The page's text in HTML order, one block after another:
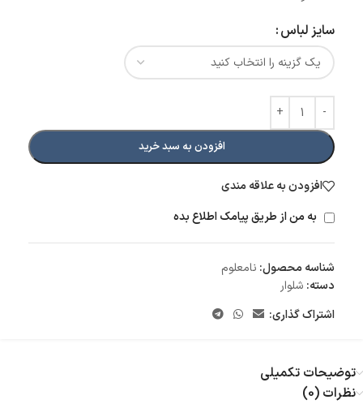
سایز لباس
افزودن به سبد خرید
افزودن به علاقه مندی
به من از طریق پیامک اطلاع بده
شناسه محصول: نامعلوم
دسته: شلوار
اشتراک گذاری:
توضیحات تکمیلی
نظرات (0)